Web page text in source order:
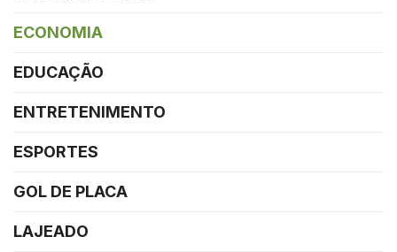
ECONOMIA
EDUCAÇÃO
ENTRETENIMENTO
ESPORTES
GOL DE PLACA
LAJEADO